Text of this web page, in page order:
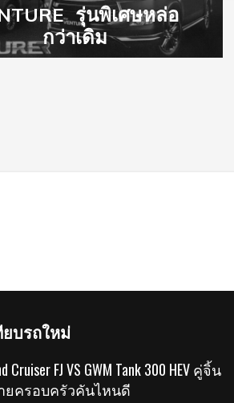
รุ่นพิเศษหล่อ
กว่าเดิม
ยบรถใหม่
Cruiser FJ VS GWM Tank 300 HEV คู่จิ้น
ยครอบครัวคันไหนดี